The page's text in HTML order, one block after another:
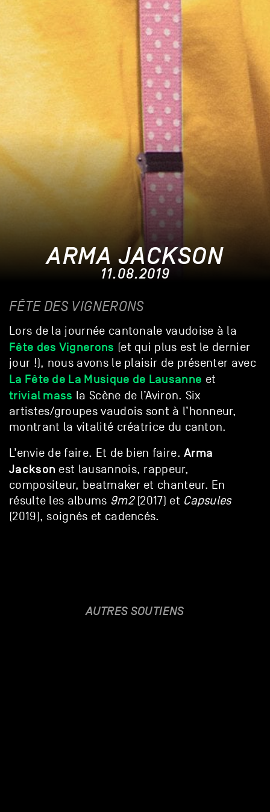
ARMA JACKSON
11.08.2019
FÊTE DES VIGNERONS
Lors de la journée cantonale vaudoise à la
Fête des Vignerons (et qui plus est le dernier
jour !), nous avons le plaisir de présenter avec
La Fête de La Musique de Lausanne et
trivial mass la Scène de l’Aviron. Six
artistes/groupes vaudois sont à l’honneur,
montrant la vitalité créatrice du canton.
L’envie de faire. Et de bien faire.Arma
Jackson est lausannois, rappeur,
compositeur, beatmaker et chanteur. En
résulte les albums 9m2 (2017) et Capsules
(2019), soignés et cadencés.
AUTRES SOUTIENS